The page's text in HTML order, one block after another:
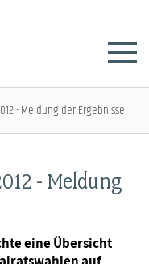
- Meldung der Ergebnisse
- Meldung
eine Übersicht